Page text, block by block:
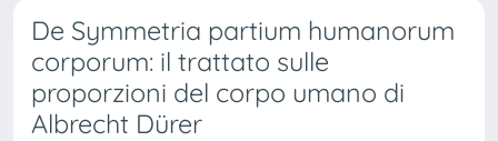
De Symmetria partium humanorum
corporum: il trattato sulle
proporzioni del corpo umano di
Albrecht Dürer